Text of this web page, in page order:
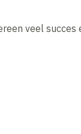
veel